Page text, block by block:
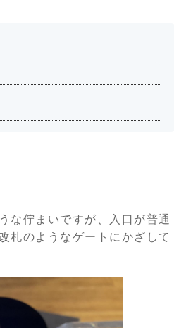
な佇まいですが、入口が普通
札のようなゲートにかざして